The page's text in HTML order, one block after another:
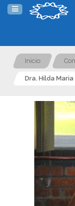
Inicio
Dra. Hilda